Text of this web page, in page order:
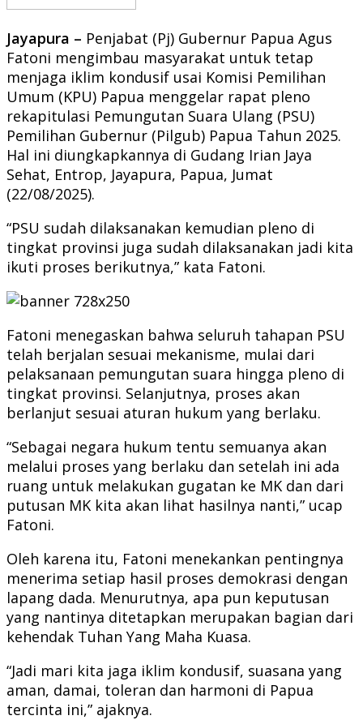
Jayapura – Penjabat (Pj) Gubernur Papua Agus
Fatoni mengimbau masyarakat untuk tetap
menjaga iklim kondusif usai Komisi Pemilihan
Umum (KPU) Papua menggelar rapat pleno
rekapitulasi Pemungutan Suara Ulang (PSU)
Pemilihan Gubernur (Pilgub) Papua Tahun 2025.
Hal ini diungkapkannya di Gudang Irian Jaya
Sehat, Entrop, Jayapura, Papua, Jumat
(22/08/2025).
“PSU sudah dilaksanakan kemudian pleno di
tingkat provinsi juga sudah dilaksanakan jadi kita
ikuti proses berikutnya,” kata Fatoni.
Fatoni menegaskan bahwa seluruh tahapan PSU
telah berjalan sesuai mekanisme, mulai dari
pelaksanaan pemungutan suara hingga pleno di
tingkat provinsi. Selanjutnya, proses akan
berlanjut sesuai aturan hukum yang berlaku.
“Sebagai negara hukum tentu semuanya akan
melalui proses yang berlaku dan setelah ini ada
ruang untuk melakukan gugatan ke MK dan dari
putusan MK kita akan lihat hasilnya nanti,” ucap
Fatoni.
Oleh karena itu, Fatoni menekankan pentingnya
menerima setiap hasil proses demokrasi dengan
lapang dada. Menurutnya, apa pun keputusan
yang nantinya ditetapkan merupakan bagian dari
kehendak Tuhan Yang Maha Kuasa.
“Jadi mari kita jaga iklim kondusif, suasana yang
aman, damai, toleran dan harmoni di Papua
tercinta ini,” ajaknya.